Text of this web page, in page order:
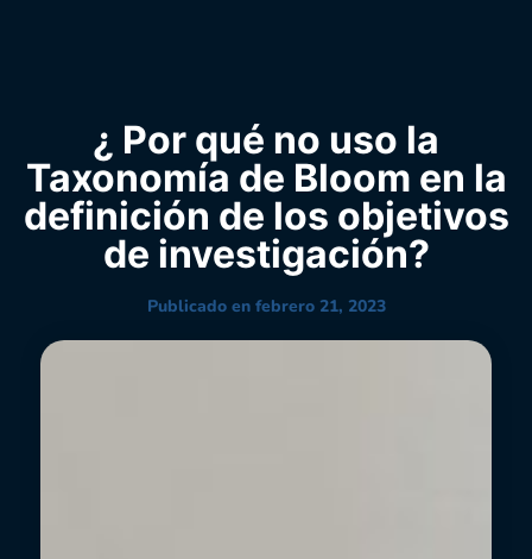
¿ Por qué no uso la
Taxonomía de Bloom en la
definición de los objetivos
de investigación?
Publicado en febrero 21, 2023